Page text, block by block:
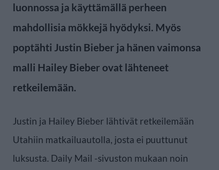
luonnossa ja käyttämällä perheen
mahdollisia mökkejä hyödyksi. Myös
poptähti Justin Bieber ja hänen vaimonsa
malli Hailey Bieber ovat lähteneet
retkeilemään.
Justin ja Hailey Bieber lähtivät retkeilemään
Utahiin matkailuautolla, josta ei puuttunut
luksusta. Daily Mail -sivuston mukaan noin